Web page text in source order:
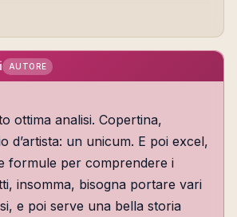
AUTORE
ottima analisi. Copertina,
d’artista: un unicum. E poi excel,
formule per comprendere i
insomma, bisogna portare vari
e poi serve una bella storia